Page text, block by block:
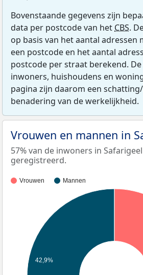
Bovenstaande gegevens zijn
data per postcode van het CBS.
op basis van het aantal adressen
een postcode en het aantal
postcode per straat berekend.
inwoners, huishoudens en
pagina zijn daarom een
benadering van de werkelijkheid.
Vrouwen en mannen in
57% van de inwoners in
geregistreerd.
Vrouwen Mannen
42,9%